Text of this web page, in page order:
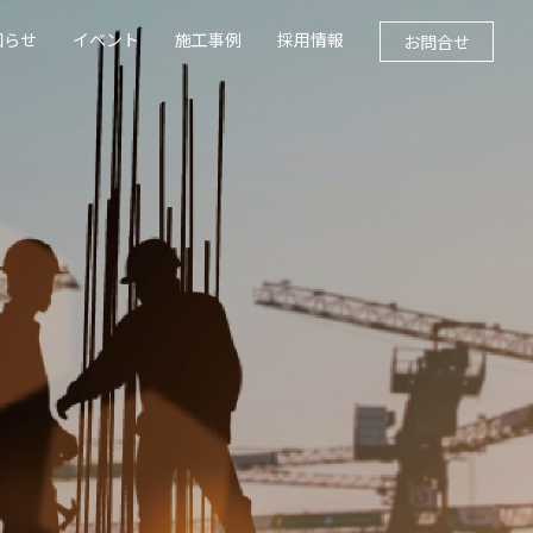
せ イベント 施工事例 採用情報 お問合せ